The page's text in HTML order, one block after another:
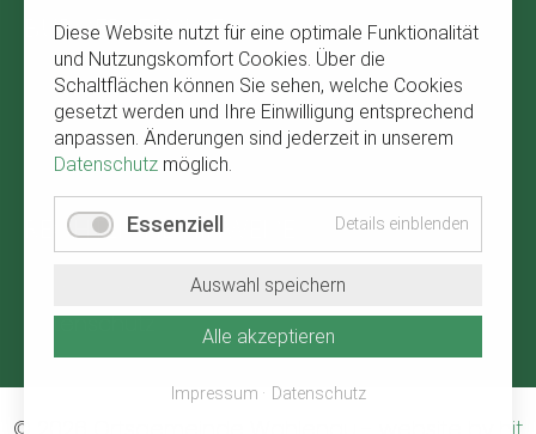
BÜRGERSERVICE
Navigation
überspringen
Abfallkalender
Verbandsgemeinde Kirchberg
Wetter in Wahlenau
RECHTLICHE HINWEISE
überspringen
Datenschutz
Diese Website nutzt für eine optimale Funktionalität
und Nutzungskomfort Cookies. Über die
Schaltflächen können Sie sehen, welche Cookies
gesetzt werden und Ihre Einwilligung entsprechend
anpassen. Änderungen sind jederzeit in unserem
Datenschutz möglich.
Essenziell Details einblenden
Auswahl speichern
Alle akzeptieren
Impressum Datenschutz